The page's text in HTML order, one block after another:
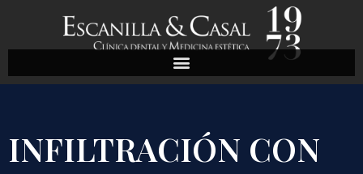
INFILTRACIÓN CON